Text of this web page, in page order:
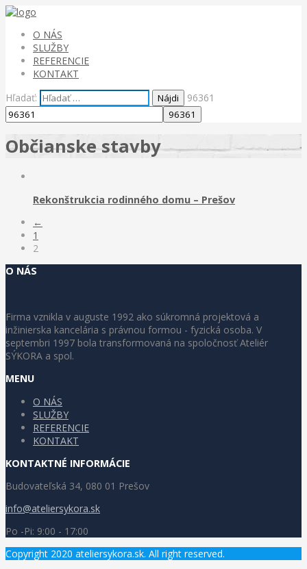
O NÁS
SLUŽBY
REFERENCIE
KONTAKT
Hľadať:
96361
Občianske stavby
Rekonštrukcia rodinného domu – Prešov
←
1
2
O NÁS
Firma vznikla v auguste 1992 ako súkromná projektová a
inžinierska kancelária s právnou formou - fyzická osoba. V
septembri 1997 bola transformovaná na spoločnosť Ateliér
SÝKORA a spol.
MENU
O NÁS
SLUŽBY
REFERENCIE
KONTAKT
KONTAKTNÉ INFORMÁCIE
Budovateľská 34, 080 01 Prešov
info@ateliersykora.sk
Po -Pi: 9:00 - 17:00
Copyright 2020 ateliersykora.sk. All right reserved.